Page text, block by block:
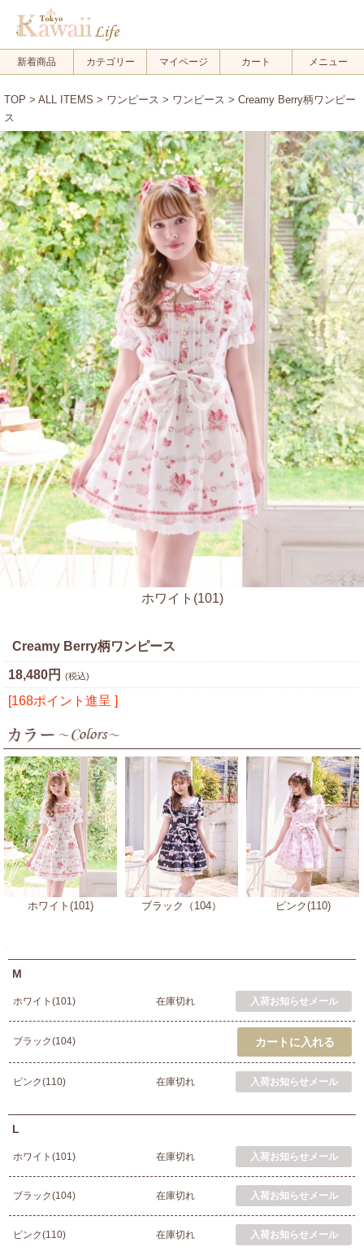
新着商品 カテゴリー マイページ カート メニュー
TOP > ALL ITEMS > ワンピース > ワンピース > Creamy Berry柄ワンピー
ス
ホワイト(101)
Creamy Berry柄ワンピース
18,480円 (税込)
[168ポイント進呈 ]
ホワイト(101) ブラック（104） ピンク(110)
M
ホワイト(101) 在庫切れ
ブラック(104)
ピンク(110) 在庫切れ
L
ホワイト(101) 在庫切れ
ブラック(104) 在庫切れ
ピンク(110) 在庫切れ